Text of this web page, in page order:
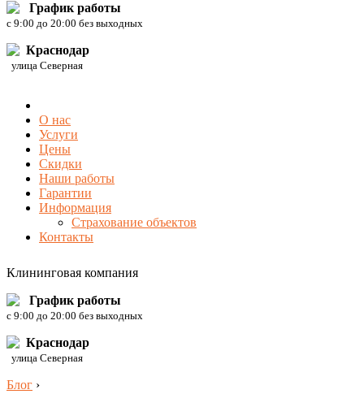
График работы
c 9:00 до 20:00 без выходных
Краснодар
улица Северная
О нас
Услуги
Цены
Скидки
Наши работы
Гарантии
Информация
Страхование объектов
Контакты
Клининговая компания
График работы
c 9:00 до 20:00 без выходных
Краснодар
улица Северная
Блог ›